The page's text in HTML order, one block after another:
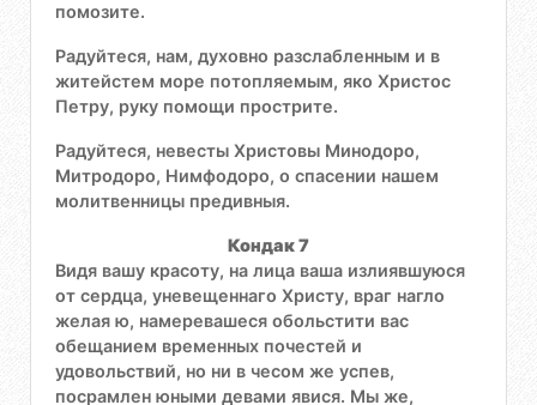
помозите.
Радуйтеся, нам, духовно разслабленным и в
житейстем море потопляемым, яко Христос
Петру, руку помощи прострите.
Радуйтеся, невесты Христовы Минодоро,
Митродоро, Нимфодоро, о спасении нашем
молитвенницы предивныя.
Кондак 7
Видя вашу красоту, на лица ваша излиявшуюся
от сердца, уневещеннаго Христу, враг нагло
желая ю, намеревашеся обольстити вас
обещанием временных почестей и
удовольствий, но ни в чесом же успев,
посрамлен юными девами явися. Мы же,